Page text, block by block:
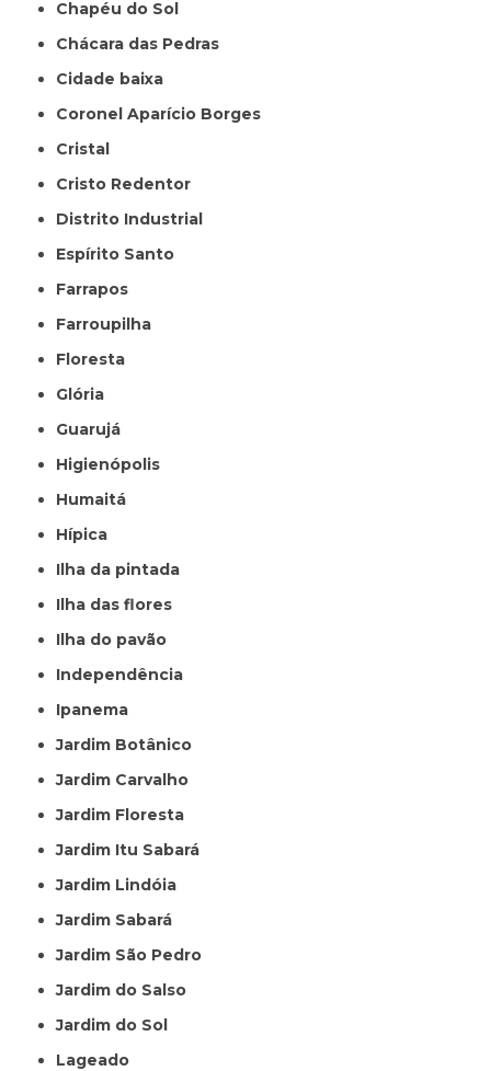
Chapéu do Sol
Chácara das Pedras
Cidade baixa
Coronel Aparício Borges
Cristal
Cristo Redentor
Distrito Industrial
Espírito Santo
Farrapos
Farroupilha
Floresta
Glória
Guarujá
Higienópolis
Humaitá
Hípica
Ilha da pintada
Ilha das flores
Ilha do pavão
Independência
Ipanema
Jardim Botânico
Jardim Carvalho
Jardim Floresta
Jardim Itu Sabará
Jardim Lindóia
Jardim Sabará
Jardim São Pedro
Jardim do Salso
Jardim do Sol
Lageado